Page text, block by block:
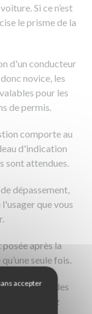
Si ce n’est
le prisme de la
d'un conducteur
novice, les
pour les
de permis.
comporte au
d'indication
sont attendues.
dépassement,
que vous
après la
seule fois.
de 20 secondes
Vous pouvez